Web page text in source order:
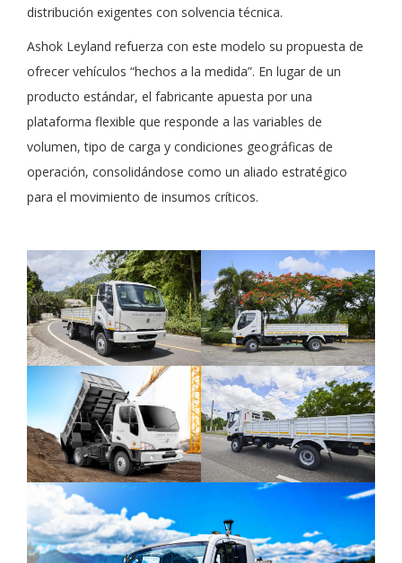
distribución exigentes con solvencia técnica.
Ashok Leyland refuerza con este modelo su propuesta de
ofrecer vehículos “hechos a la medida”. En lugar de un
producto estándar, el fabricante apuesta por una
plataforma flexible que responde a las variables de
volumen, tipo de carga y condiciones geográficas de
operación, consolidándose como un aliado estratégico
para el movimiento de insumos críticos.